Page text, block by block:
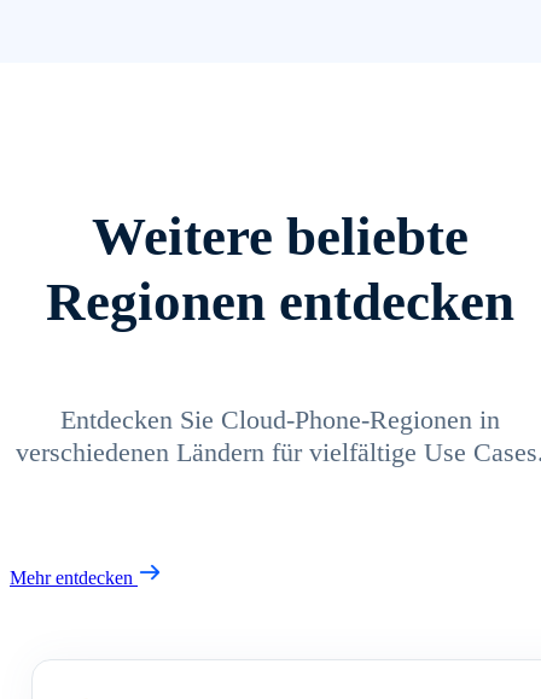
Weitere beliebte
Regionen entdecken
Entdecken Sie Cloud-Phone-Regionen in
verschiedenen Ländern für vielfältige Use
Mehr entdecken